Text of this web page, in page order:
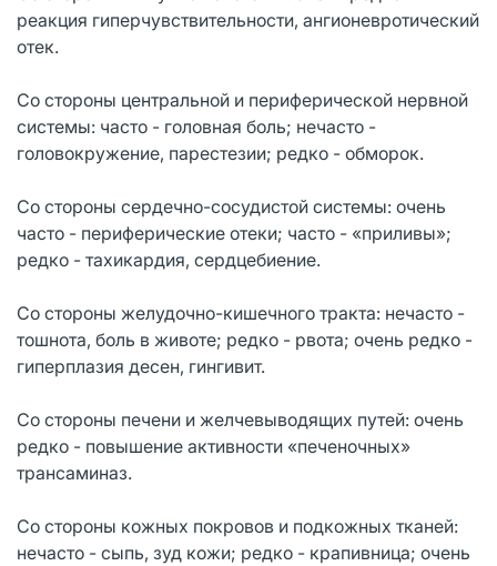
реакция гиперчувствительности, ангионевротический
отек.
Со стороны центральной и периферической нервной
системы: часто - головная боль; нечасто -
головокружение, парестезии; редко - обморок.
Со стороны сердечно-сосудистой системы: очень
часто - периферические отеки; часто - «приливы»;
редко - тахикардия, сердцебиение.
Со стороны желудочно-кишечного тракта: нечасто -
тошнота, боль в животе; редко - рвота; очень редко -
гиперплазия десен, гингивит.
Со стороны печени и желчевыводящих путей: очень
редко - повышение активности «печеночных»
трансаминаз.
Со стороны кожных покровов и подкожных тканей:
нечасто - сыпь, зуд кожи; редко - крапивница; очень